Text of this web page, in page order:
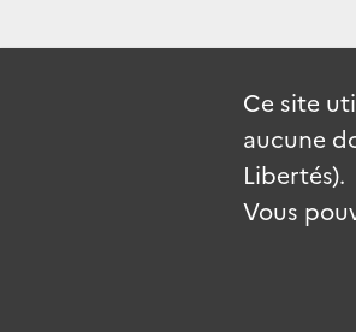
Ce site
aucune
Libertés).
Vous